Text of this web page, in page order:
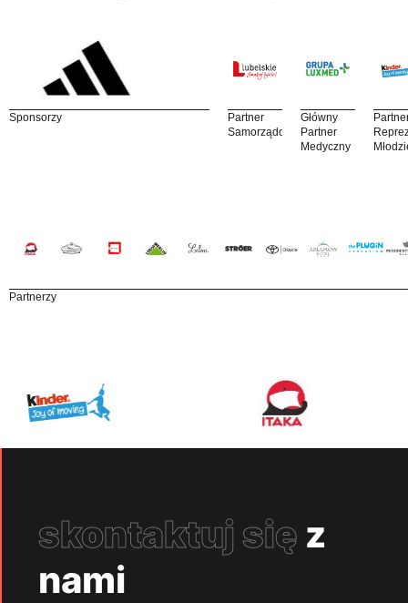
Sponsorzy
Partner
Samorządowy
Główny
Partner
Medyczny
Partnerzy
skontaktuj się z
nami